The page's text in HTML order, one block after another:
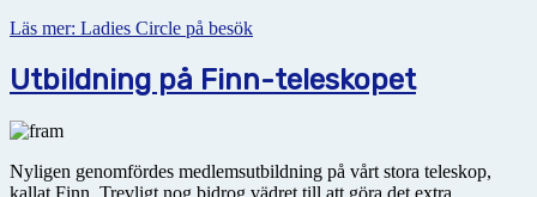
Läs mer: Ladies Circle på besök
Utbildning på Finn-teleskopet
Nyligen genomfördes medlemsutbildning på vårt stora teleskop,
kallat Finn. Trevligt nog bidrog vädret till att göra det extra